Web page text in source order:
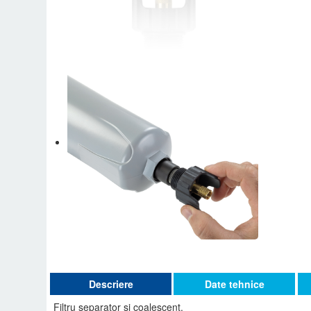
Descriere
Filtru separator si coalescent.
Date tehnice